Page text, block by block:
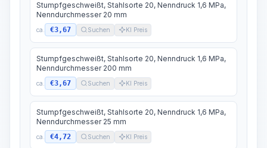
Stumpfgeschweißt, Stahlsorte 20, Nenndruck 1,6 MPa,
Nenndurchmesser 20 mm
ca. €3,67 Suchen KI Preis
Stumpfgeschweißt, Stahlsorte 20, Nenndruck 1,6 MPa,
Nenndurchmesser 200 mm
ca. €3,67 Suchen KI Preis
Stumpfgeschweißt, Stahlsorte 20, Nenndruck 1,6 MPa,
Nenndurchmesser 25 mm
ca. €4,72 Suchen KI Preis